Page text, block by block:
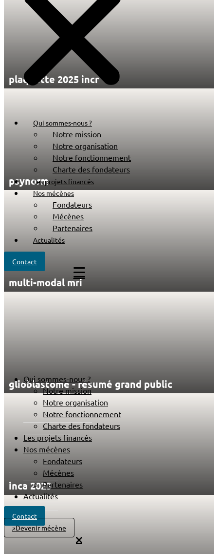
Qui sommes-nous ?
Notre mission
Notre organisation
Notre fonctionnement
Charte des fondateurs
Les projets financés
Nos mécènes
Fondateurs
Mécènes
Partenaires
Actualités
Contact
Qui sommes-nous ?
Notre mission
Notre organisation
Notre fonctionnement
Charte des fondateurs
Les projets financés
Nos mécènes
Fondateurs
Mécènes
Partenaires
Actualités
Contact
Devenir mécène
plaquette 2025 incr
psynorm
multi-modal mri
glioblastome - résumé grand public
inca 2023